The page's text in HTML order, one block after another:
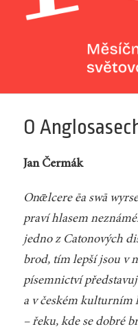
O
Jan Čermák
Onǣlcere ēa swā
praví hlasem
jedno z Catonových
brod, tím lepší jsou v
písemnictví
a v českém kulturním
– řeku, kde se dobré